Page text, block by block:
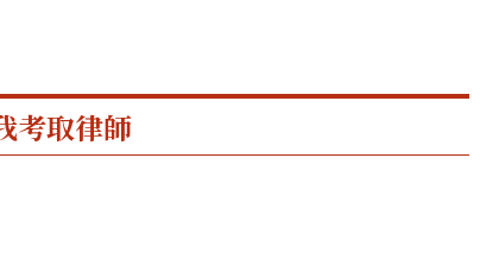
考取律師